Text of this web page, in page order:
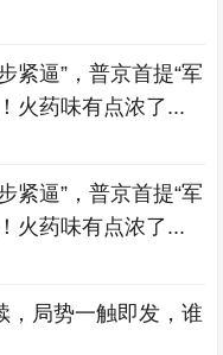
紧逼”，普京首提“军
火药味有点浓了...
紧逼”，普京首提“军
火药味有点浓了...
，局势一触即发，谁